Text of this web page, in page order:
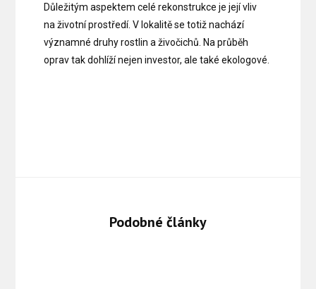
Důležitým aspektem celé rekonstrukce je její vliv
na životní prostředí. V lokalitě se totiž nachází
významné druhy rostlin a živočichů. Na průběh
oprav tak dohlíží nejen investor, ale také ekologové.
Podobné články